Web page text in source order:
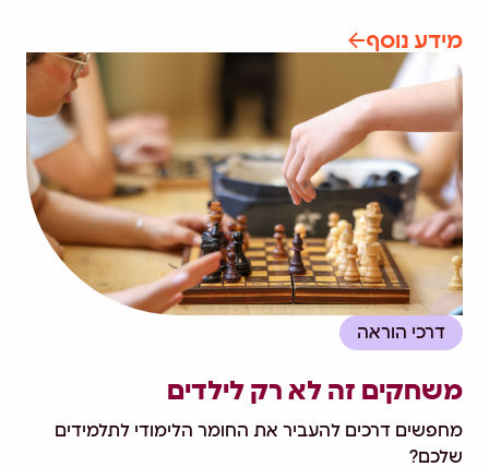
מידע נוסף
דרכי הוראה
משחקים זה לא רק לילדים
מחפשים דרכים להעביר את החומר הלימודי לתלמידים
שלכם?